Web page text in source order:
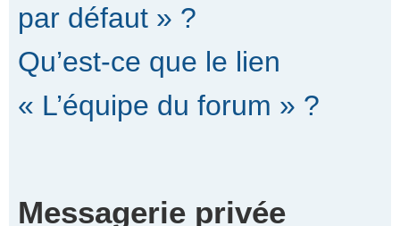
par défaut » ?
Qu’est-ce que le lien
« L’équipe du forum » ?
Messagerie privée